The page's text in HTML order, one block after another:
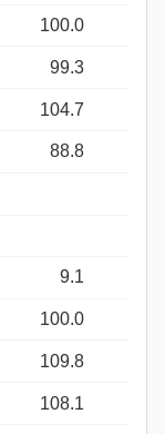
100.0
99.3
104.7
88.8
9.1
100.0
109.8
108.1